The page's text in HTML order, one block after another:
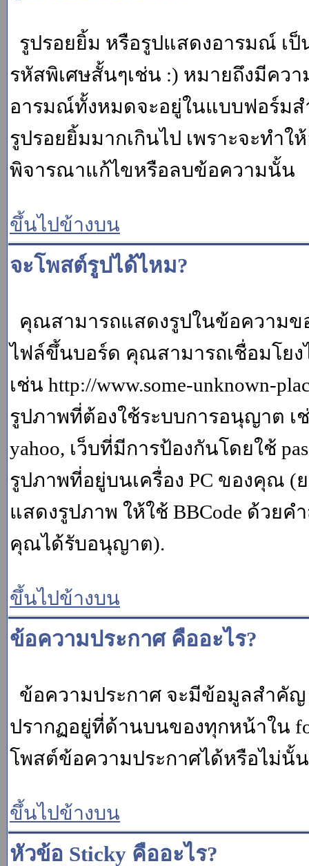
รูปรอยยิ้ม หรือรูปแสดงอารมณ์ เ
รหัสพิเศษสั้นๆเช่น :) หมายถึงมีคว
อารมณ์ทั้งหมดจะอยู่ในแบบฟอร์ม
รูปรอยยิ้มมากเกินไป เพราะจะทำใ
พิจารณาแก้ไขหรือลบข้อความนั้น
ขึ้นไปข้างบน
จะโพสต์รูปได้ไหม?
คุณสามารถแสดงรูปในข้อความ
ไฟล์ขึ้นบอร์ด คุณสามารถเชื่อมโยง
เช่น http://www.some-unknown-
รูปภาพที่ต้องใช้ระบบการอนุญาต เ
yahoo, เว็บที่มีการป้องกันโดยใช้
รูปภาพที่อยู่บนเครื่อง PC ของคุณ (
แสดงรูปภาพ ให้ใช้ BBCode ด้วย
คุณได้รับอนุญาต).
ขึ้นไปข้างบน
ข้อความประกาศ คืออะไร?
ข้อความประกาศ จะมีข้อมูลสำคั
ปรากฏอยู่ที่ด้านบนของทุกหน้าใน
โพสต์ข้อความประกาศได้หรือไม่นั้
ขึ้นไปข้างบน
หัวข้อ Sticky คืออะไร?